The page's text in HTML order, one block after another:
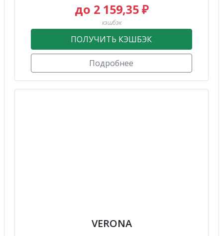
до 2 159,35 ₽
кэшбэк
ПОЛУЧИТЬ КЭШБЭК
Подробнее
VERONA